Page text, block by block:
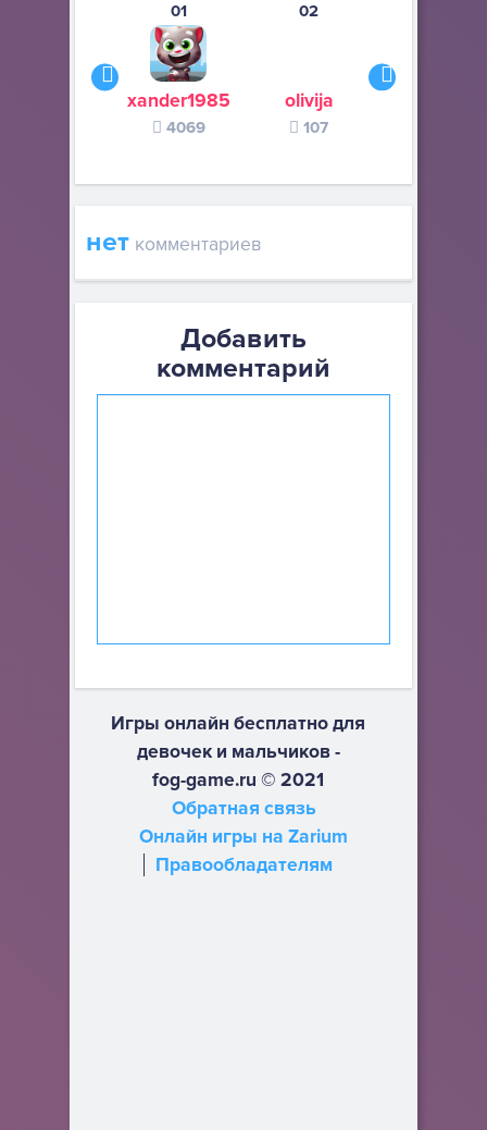
01
xander1985
4069
02
olivija
107
нет комментариев
Добавить
комментарий
Игры онлайн бесплатно для
девочек и мальчиков -
fog-game.ru © 2021
Обратная связь
Онлайн игры на Zarium
Правообладателям